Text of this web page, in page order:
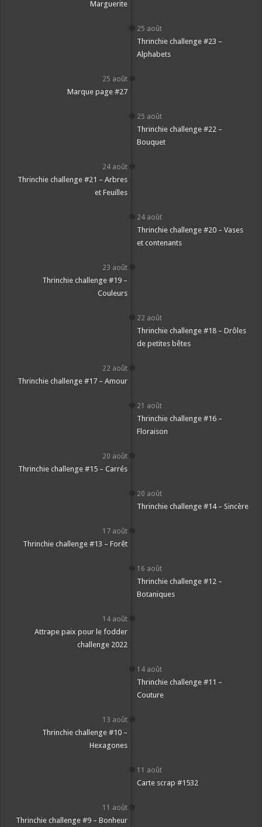
Marguerite
25 août
Thrinchie challenge #23 –
Alphabets
25 août
Marque page #27
25 août
Thrinchie challenge #22 –
Bouquet
24 août
Thrinchie challenge #21 – Arbres
et Feuilles
24 août
Thrinchie challenge #20 – Vases
et contenants
23 août
Thrinchie challenge #19 –
Couleurs
22 août
Thrinchie challenge #18 – Drôles
de petites bêtes
22 août
Thrinchie challenge #17 – Amour
21 août
Thrinchie challenge #16 –
Floraison
20 août
Thrinchie challenge #15 – Carrés
20 août
Thrinchie challenge #14 – Sincère
17 août
Thrinchie challenge #13 – Forêt
16 août
Thrinchie challenge #12 –
Botaniques
14 août
Attrape paix pour le fodder
challenge 2022
14 août
Thrinchie challenge #11 –
Couture
13 août
Thrinchie challenge #10 –
Hexagones
11 août
Carte scrap #1532
11 août
Thrinchie challenge #9 – Bonheur